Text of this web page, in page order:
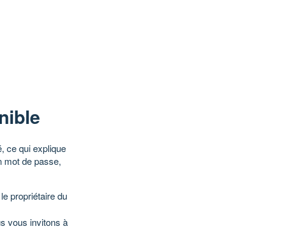
ce qui explique
mot de passe,
propriétaire du
vous invitons à